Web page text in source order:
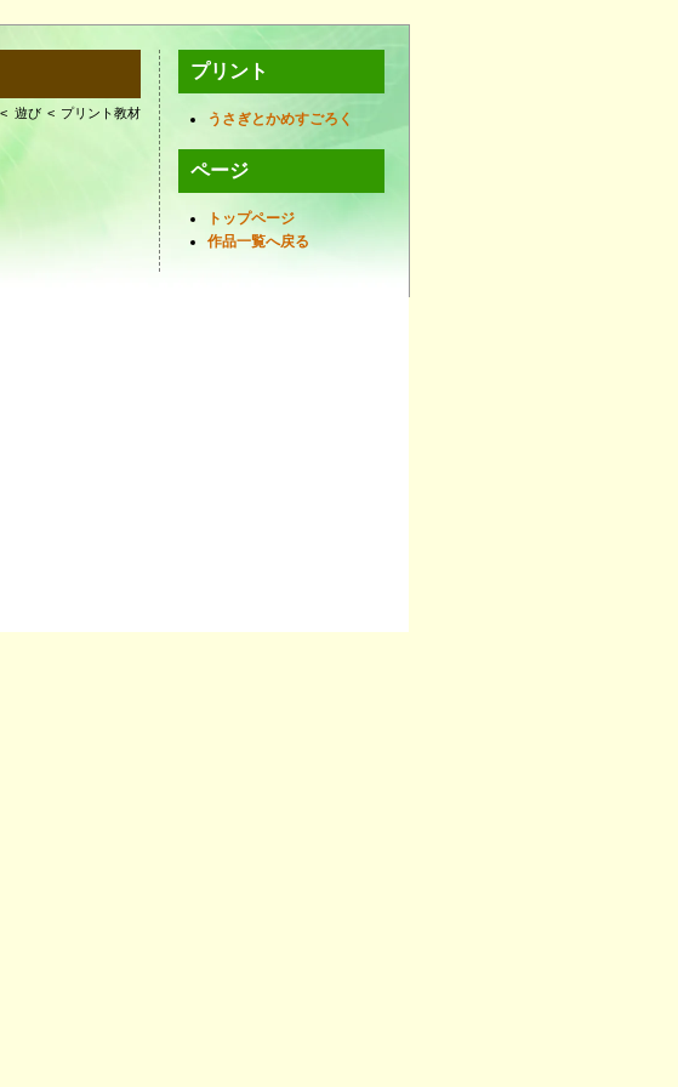
遊び プリント教材
プリント
うさぎとかめすごろく
ページ
トップページ
作品一覧へ戻る